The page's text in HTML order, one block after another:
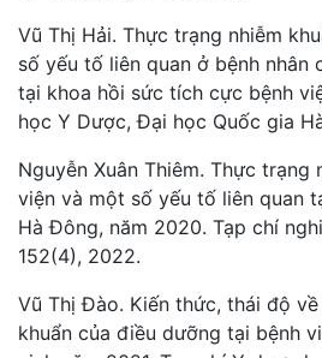
Vũ Thị Hải. Thực trạng nhiễm
số yếu tố liên quan ở bệnh nhân
tại khoa hồi sức tích cực bệnh
học Y Dược, Đại học Quốc gia
Nguyễn Xuân Thiêm. Thực trạng
viện và một số yếu tố liên quan
Hà Đông, năm 2020. Tạp chí
152(4), 2022.
Vũ Thị Đào. Kiến thức, thái độ
khuẩn của điều dưỡng tại bệnh